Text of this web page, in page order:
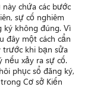
chứa các bước
sự cố nghiêm
ký không đúng. Vì
đây một cách cẩn
khi bạn sửa
nếu xảy ra sự cố.
phục sổ đăng ký,
Cơ sở Kiến